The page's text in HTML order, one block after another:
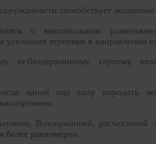
способствует
о максимальном
усиливает терпение в направлении
неВоздержанному, глупому,
одной под силу породить
Воздержанней, расчетливей
более равномерно.